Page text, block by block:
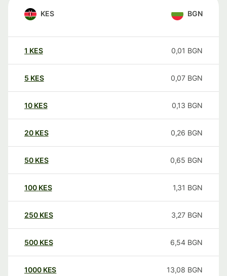
KES BGN
1 KES 0,01 BGN
5 KES 0,07 BGN
10 KES 0,13 BGN
20 KES 0,26 BGN
50 KES 0,65 BGN
100 KES 1,31 BGN
250 KES 3,27 BGN
500 KES 6,54 BGN
1000 KES 13,08 BGN